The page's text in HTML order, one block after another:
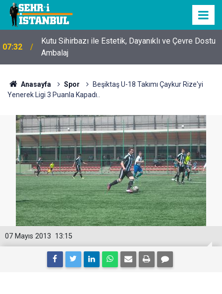
07:32
Kutu Sihirbazı ile Estetik, Dayanıklı ve Çevre Dostu
Ambalaj
Anasayfa Spor
Beşiktaş U-18 Takımı Çaykur Rize'yi
Yenerek Ligi 3 Puanla Kapadı..
13:15
07 Mayıs 2013